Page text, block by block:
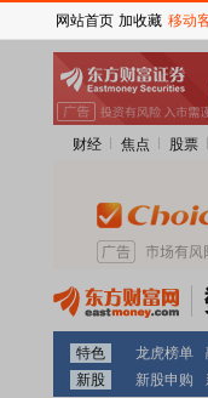
财经 焦点 股票
特色 龙虎榜单
新股
新股申购
网站首页 加收藏 移动